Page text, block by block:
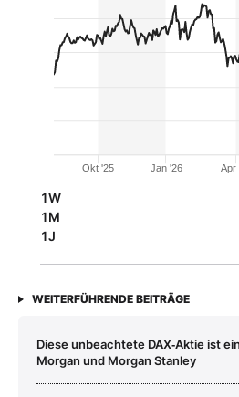
Okt '25 Jan '26 Apr
1W
1M
1J
WEITERFÜHRENDE BEITRÄGE
Diese unbeachtete DAX‑Aktie ist
Morgan und Morgan Stanley